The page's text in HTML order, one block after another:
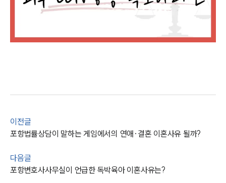
이전글
포항법률상담이 말하는 게임에서의 연애·결혼 이혼사유 될까?
다음글
포항변호사사무실이 언급한 독박육아 이혼사유는?